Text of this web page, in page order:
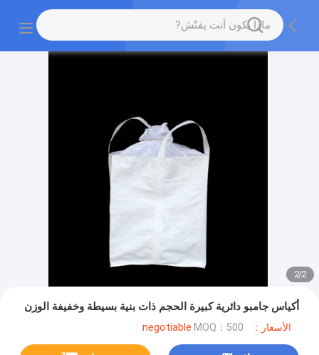
2
/
2
أكياس جامبو دائرية كبيرة الحجم ذات بنية بسيطة وخفيفة الوزن
الأسعار：negotiable MOQ：500